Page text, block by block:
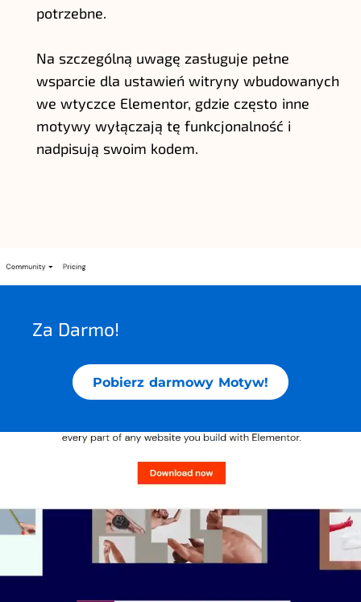
potrzebne.
Na szczególną uwagę zasługuje pełne
wsparcie dla ustawień witryny wbudowanych
we wtyczce Elementor, gdzie często inne
motywy wyłączają tę funkcjonalność i
nadpisują swoim kodem.
Za Darmo!
Pobierz darmowy Motyw!